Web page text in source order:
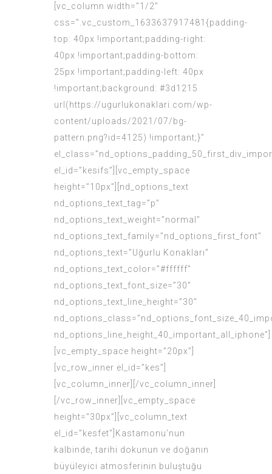
[vc_column width=”1/2″
css=”.vc_custom_1633637917481{padding-
top: 40px !important;padding-right:
40px !important;padding-bottom:
25px !important;padding-left: 40px
!important;background: #3d1215
url(https://ugurlukonaklari.com/wp-
content/uploads/2021/07/bg-
pattern.png?id=4125) !important;}”
el_id=”kesifs”][vc_empty_space
height=”10px”][nd_options_text
nd_options_text_tag=”p”
nd_options_text_weight=”normal”
nd_options_text_family=”nd_options_first_font”
nd_options_text=”Uğurlu Konakları”
nd_options_text_color=”#ffffff”
nd_options_text_font_size=”30″
nd_options_text_line_height=”30″
nd_options_line_height_40_important_all_iphone”]
[vc_empty_space height=”20px”]
[vc_row_inner el_id=”kes”]
[vc_column_inner][/vc_column_inner]
[/vc_row_inner][vc_empty_space
height=”30px”][vc_column_text
el_id=”kesfet”]Kastamonu’nun
kalbinde, tarihi dokunun ve doğanın
büyüleyici atmosferinin buluştuğu